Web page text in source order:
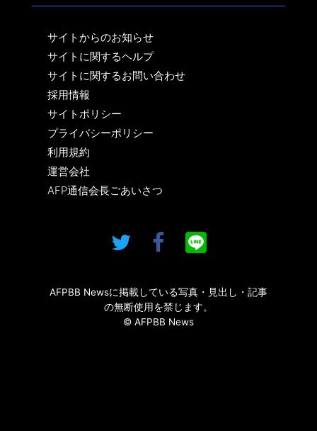
サイトからのお知らせ
サイトに関するヘルプ
サイトに関するお問い合わせ
採用情報
サイトポリシー
プライバシーポリシー
利用規約
運営会社
AFP通信会長ごあいさつ
AFPBB Newsに掲載している写真・見出し・記事
の無断使用を禁じます。
© AFPBB News